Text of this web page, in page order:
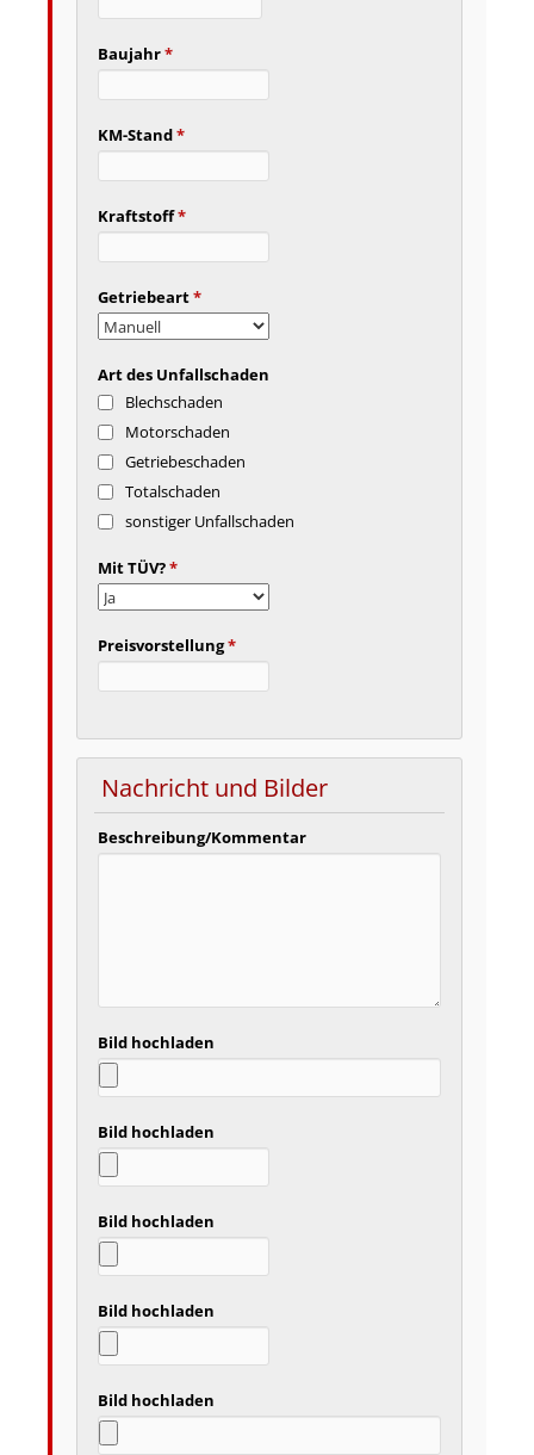
Baujahr*
KM-Stand*
Kraftstoff*
Getriebeart*
Art des Unfallschaden
Blechschaden
Motorschaden
Getriebeschaden
Totalschaden
sonstiger Unfallschaden
Mit TÜV?*
Preisvorstellung*
Nachricht und Bilder
Beschreibung/Kommentar
Bild hochladen
Bild hochladen
Bild hochladen
Bild hochladen
Bild hochladen